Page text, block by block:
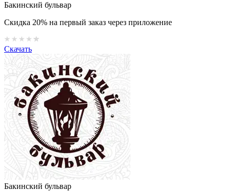
Бакинский бульвар
Скидка 20% на первый заказ через приложение
Скачать
Бакинский бульвар